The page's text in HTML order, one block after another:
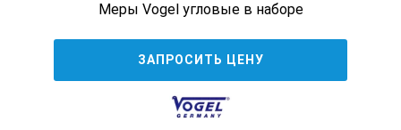
Меры Vogel угловые в наборе
ЗАПРОСИТЬ ЦЕНУ